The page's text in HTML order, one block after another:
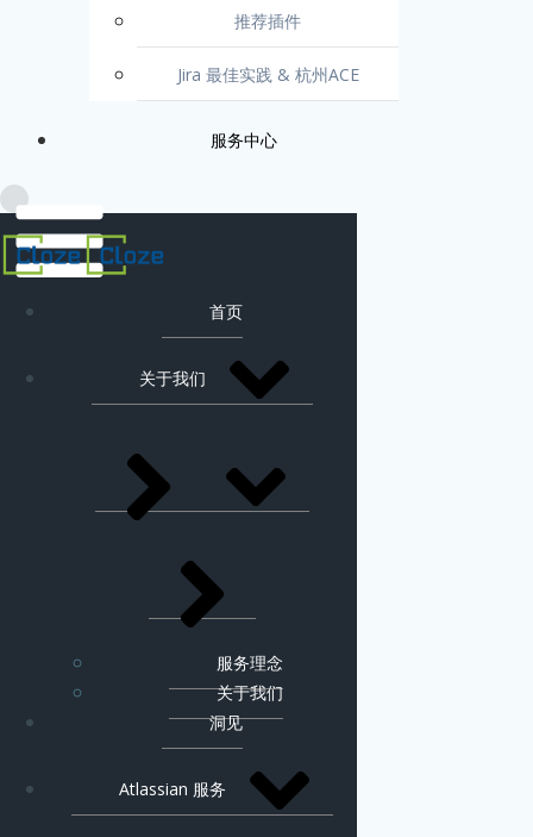
推荐插件
Jira 最佳实践 & 杭州ACE
服务中心
首页
关于我们
服务理念
关于我们
洞见
Atlassian 服务